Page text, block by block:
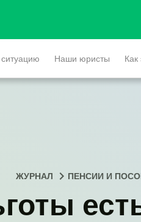
Наши юристы Как
ЖУРНАЛ ПЕНСИИ И